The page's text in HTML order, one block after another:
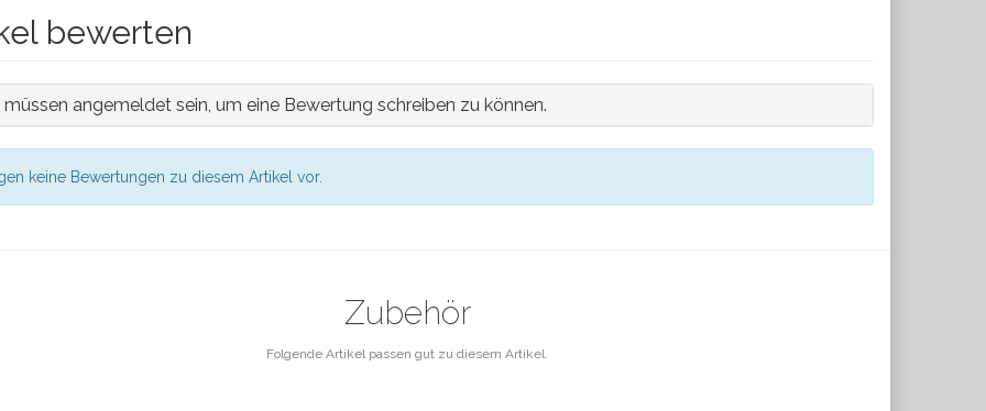
bewerten
müssen angemeldet sein, um eine Bewertung schreiben zu können.
keine Bewertungen zu diesem Artikel vor.
Zubehör
Folgende Artikel passen gut zu diesem Artikel.